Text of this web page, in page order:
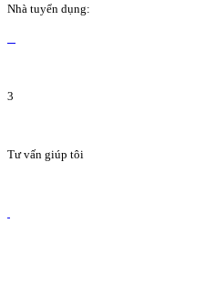
Nhà tuyển dụng:
3
Tư vấn giúp tôi